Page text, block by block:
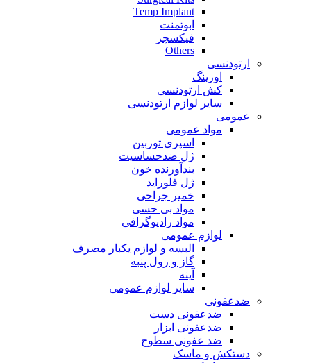
Temp Implant
ابوتمنت
فیکسچر
Others
ارتودنسی
اورینگ
کش ارتودنسی
سایر لوازم ارتودنسی
عمومی
مواد عمومی
اسپری توربین
ژل ضدحساسیت
بندآورنده خون
ژل فلوراید
خمیر جراحی
مواد بی حسی
مواد رادیوگرافی
لوازم عمومی
البسه و لوازم یکبار مصرف
گاز و رول پنبه
آینه
سایر لوازم عمومی
ضدعفونی
ضدعفونی دست
ضدعفونی ابزار
ضد عفونی سطوح
دستکش و ماسک